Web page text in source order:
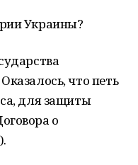
Украины?
что петь
для защиты
о